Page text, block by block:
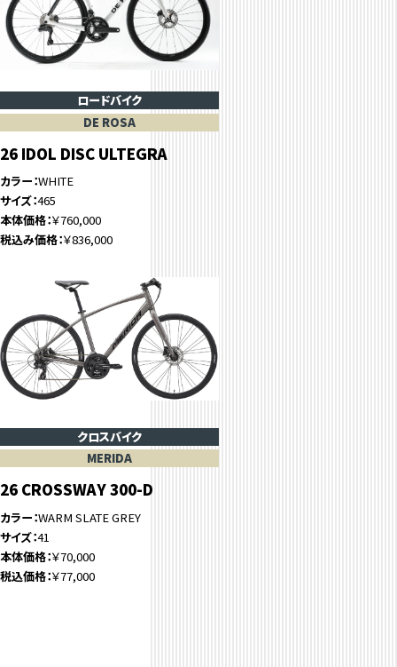
ロードバイク
DE ROSA
26 IDOL DISC ULTEGRA
カラー WHITE
サイズ 465
本体価格 ￥760,000
税込み価格 ￥836,000
クロスバイク
MERIDA
26 CROSSWAY 300-D
カラー WARM SLATE GREY
サイズ 41
本体価格 ￥70,000
税込価格 ￥77,000